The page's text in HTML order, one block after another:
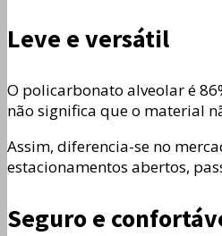
Leve e versátil
O policarbonato alveolar é
não significa que o material
Assim, diferencia-se no
estacionamentos abertos,
Seguro e